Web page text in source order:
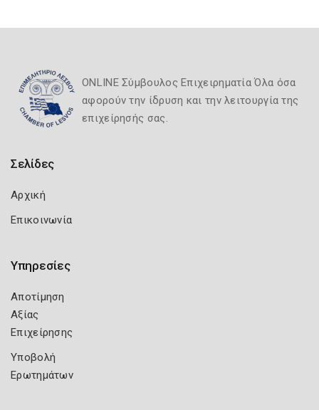
ONLINE Σύμβουλος Επιχειρηματία Όλα όσα
αφορούν την ίδρυση και την λειτουργία της
επιχείρησής σας.
Σελίδες
Αρχική
Επικοινωνία
Υπηρεσίες
Αποτίμηση
Αξίας
Επιχείρησης
Υποβολή
Ερωτημάτων